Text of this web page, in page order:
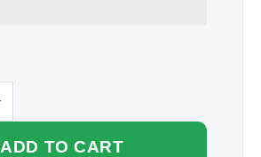
ADD TO CART